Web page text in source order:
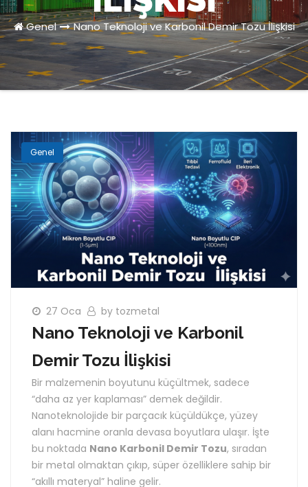
Genel Nano Teknoloji ve Karbonil Demir Tozu İlişkisi
Genel
27 Oca by tozmetal
Nano Teknoloji ve Karbonil
Demir Tozu İlişkisi
Bir malzemenin boyutunu küçültmek, sadece
“daha az yer kaplaması” demek değildir.
Nanoteknolojide bir parçacık küçüldükçe, yüzey
alanı hacmine oranla devasa boyutlara ulaşır. İşte
bu noktada Nano Karbonil Demir Tozu, sıradan
bir metal olmaktan çıkıp, süper özelliklere sahip bir
“akıllı materyal” haline gelir.